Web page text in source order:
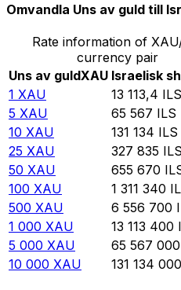
Omvandla Uns av guld till
Rate information of
currency pair
Uns av guldXAU Israelisk
1 XAU 13 113,4 ILS
5 XAU 65 567 ILS
10 XAU 131 134 ILS
25 XAU 327 835 ILS
50 XAU 655 670
100 XAU 1 311 340
500 XAU 6 556 700
1 000 XAU 13 113 400
5 000 XAU 65 567 000
10 000 XAU 131 134 000